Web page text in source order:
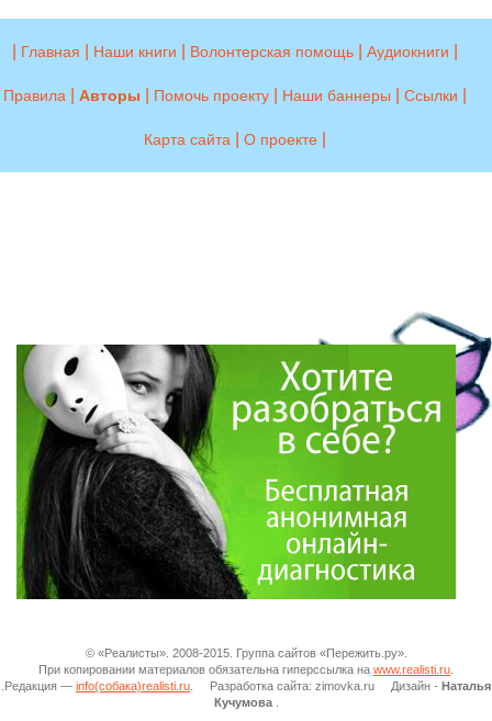
Главная Наши книги Волонтерская помощь Аудиокниги
Правила Авторы Помочь проекту Наши баннеры Ссылки
Карта сайта О проекте
© «Реалисты». 2008-2015. Группа сайтов «Пережить.ру».
При копировании материалов обязательна гиперссылка на www.realisti.ru
.Редакция — info(собака)realisti.ru . Разработка сайта: zimovka.ru Дизайн - Наталья
Кучумова